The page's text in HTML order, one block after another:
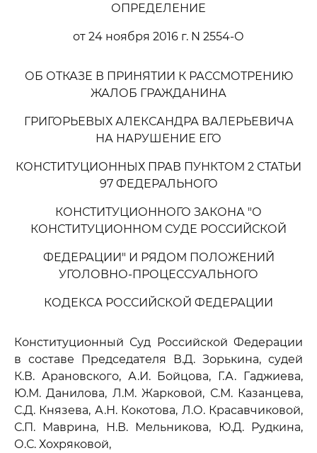
ОПРЕДЕЛЕНИЕ
от 24 ноября 2016 г. N 2554-О
ОБ ОТКАЗЕ В ПРИНЯТИИ К РАССМОТРЕНИЮ
ЖАЛОБ ГРАЖДАНИНА
ГРИГОРЬЕВЫХ АЛЕКСАНДРА ВАЛЕРЬЕВИЧА
НА НАРУШЕНИЕ ЕГО
КОНСТИТУЦИОННЫХ ПРАВ ПУНКТОМ 2 СТАТЬИ
97 ФЕДЕРАЛЬНОГО
КОНСТИТУЦИОННОГО ЗАКОНА "О
КОНСТИТУЦИОННОМ СУДЕ РОССИЙСКОЙ
ФЕДЕРАЦИИ" И РЯДОМ ПОЛОЖЕНИЙ
УГОЛОВНО-ПРОЦЕССУАЛЬНОГО
КОДЕКСА РОССИЙСКОЙ ФЕДЕРАЦИИ
Конституционный Суд Российской Федерации
в составе Председателя В.Д. Зорькина, судей
К.В. Арановского, А.И. Бойцова, Г.А. Гаджиева,
Ю.М. Данилова, Л.М. Жарковой, С.М. Казанцева,
С.Д. Князева, А.Н. Кокотова, Л.О. Красавчиковой,
С.П. Маврина, Н.В. Мельникова, Ю.Д. Рудкина,
О.С. Хохряковой,